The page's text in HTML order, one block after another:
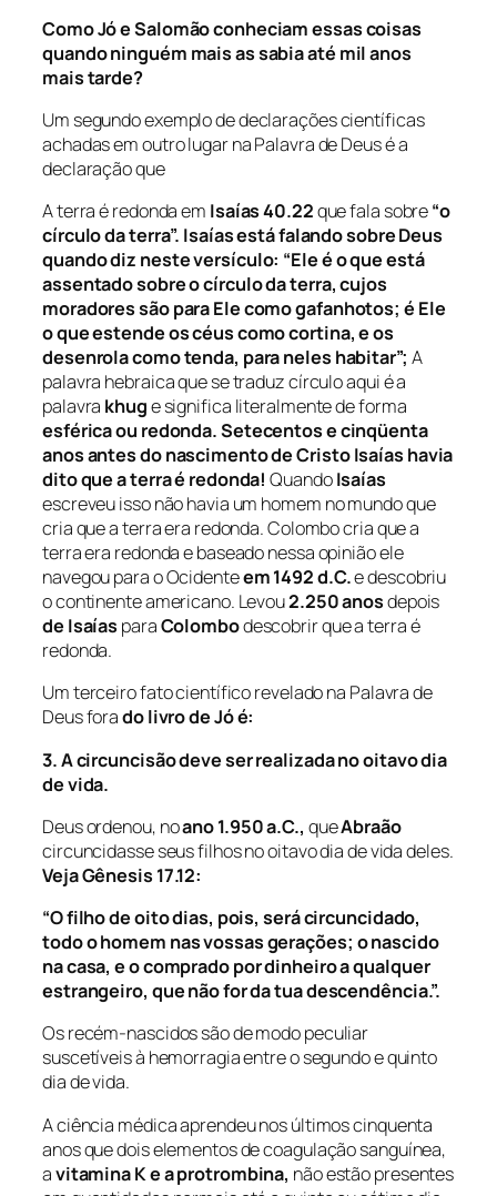
Como Jó e Salomão conheciam essas coisas
quando ninguém mais as sabia até mil anos
mais tarde?
Um segundo exemplo de declarações científicas
achadas em outro lugar na Palavra de Deus é a
declaração que
A terra é redonda em Isaías 40.22que fala sobre“o
círculo da terra”. Isaías está falando sobre Deus
quando diz nesteversículo: “Ele é o que está
assentado sobre o círculo da terra, cujos
moradores são para Ele como gafanhotos; é Ele
o que estende os céus como cortina, e os
desenrola como tenda, para neles habitar”; A
palavra hebraica que se traduz círculo aqui é a
palavra khuge significa literalmente de forma
esférica ou redonda.Setecentos e cinqüenta
anos antes do nascimento de CristoIsaías havia
dito que a terra é redonda!QuandoIsaías
escreveu isso não havia um homem no mundo que
cria que a terra era redonda. Colombo cria que a
terra era redonda e baseado nessa opinião ele
navegou para o Ocidenteem 1492 d.C.e descobriu
o continente americano. Levou2.250 anosdepois
de Isaías paraColombodescobrir que a terra é
redonda.
Um terceiro fato científico revelado na Palavra de
Deus forado livro de Jó é:
3. A circuncisão deve ser realizada no oitavo dia
de vida.
Deus ordenou, noano 1.950 a.C., queAbraão
circuncidasse seus filhos no oitavo dia de vida deles.
Veja Gênesis 17.12:
“O filho de oito dias, pois, será circuncidado,
todo o homem nas vossas gerações; o nascido
na casa, e o comprado por dinheiro a qualquer
estrangeiro, que não for da tua descendência.”.
Os recém-nascidos são de modo peculiar
suscetíveis à hemorragia entre o segundo e quinto
dia de vida.
A ciência médica aprendeu nos últimos cinquenta
anos que dois elementos de coagulação sanguínea,
avitamina Ke aprotrombina, não estão presentes